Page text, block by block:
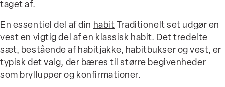
taget af.
En essentiel del af din habit Traditionelt set udgør en
vest en vigtig del af en klassisk habit. Det tredelte
sæt, bestående af habitjakke, habitbukser og vest, er
typisk det valg, der bæres til større begivenheder
som bryllupper og konfirmationer.